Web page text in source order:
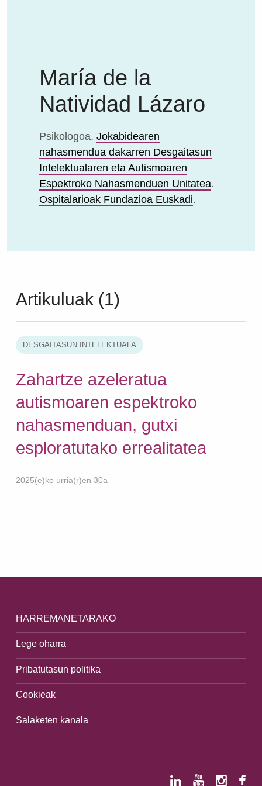
María de la
Natividad Lázaro
Psikologoa. Jokabidearen
nahasmendua dakarren Desgaitasun
Intelektualaren eta Autismoaren
Espektroko Nahasmenduen Unitatea.
Ospitalarioak Fundazioa Euskadi.
Artikuluak (1)
DESGAITASUN INTELEKTUALA
Zahartze azeleratua
autismoaren espektroko
nahasmenduan, gutxi
esploratutako errealitatea
2025(e)ko urria(r)en 30a
HARREMANETARAKO
Lege oharra
Pribatutasun politika
Cookieak
Salaketen kanala